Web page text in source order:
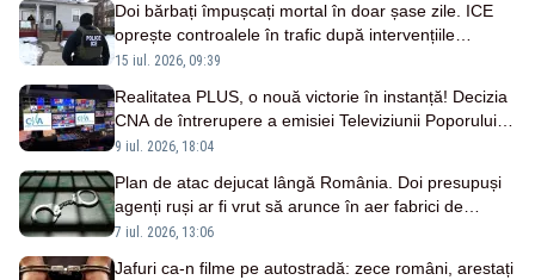
Doi bărbați împușcați mortal în doar șase zile. ICE
oprește controalele în trafic după intervențiile
controversate ale agenților
15 iul. 2026, 09:39
Realitatea PLUS, o nouă victorie în instanță! Decizia
CNA de întrerupere a emisiei Televiziunii Poporului,
suspendată de judecători
9 iul. 2026, 18:04
Plan de atac dejucat lângă România. Doi presupuși
agenți ruși ar fi vrut să arunce în aer fabrici de
armament din Germania
7 iul. 2026, 13:06
Jafuri ca-n filme pe autostradă: zece români, arestați